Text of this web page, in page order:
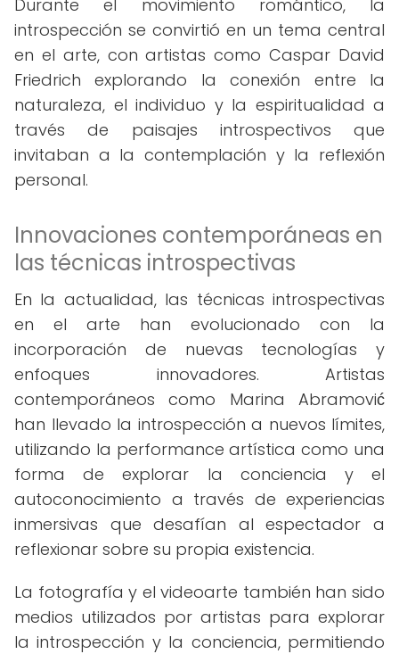
Durante el movimiento romántico, la
introspección se convirtió en un tema central
en el arte, con artistas como Caspar David
Friedrich explorando la conexión entre la
naturaleza, el individuo y la espiritualidad a
través de paisajes introspectivos que
invitaban a la contemplación y la reflexión
personal.
Innovaciones contemporáneas en
las técnicas introspectivas
En la actualidad, las técnicas introspectivas
en el arte han evolucionado con la
incorporación de nuevas tecnologías y
enfoques innovadores. Artistas
contemporáneos como Marina Abramović
han llevado la introspección a nuevos límites,
utilizando la performance artística como una
forma de explorar la conciencia y el
autoconocimiento a través de experiencias
inmersivas que desafían al espectador a
reflexionar sobre su propia existencia.
La fotografía y el videoarte también han sido
medios utilizados por artistas para explorar
la introspección y la conciencia, permitiendo